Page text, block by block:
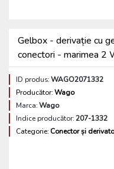
Gelbox - derivație cu
conectori - marimea
ID produs:WAGO2071332
Producător:Wago
Marca:Wago
Indice producător:207-1332
Categorie: Conector și